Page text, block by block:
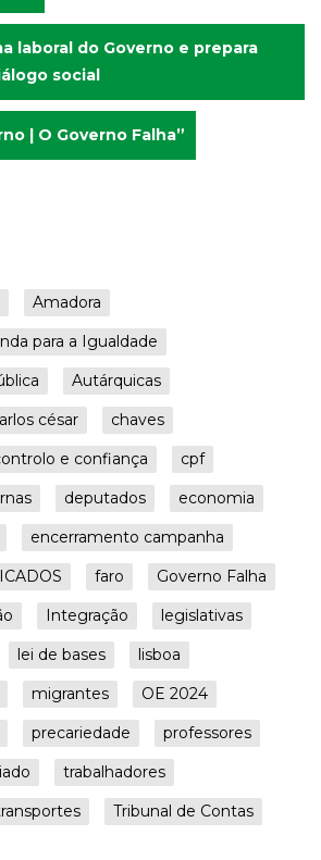
laboral do Governo e prepara
social
| O Governo Falha”
Amadora
para a Igualdade
Autárquicas
césar
chaves
e confiança
cpf
deputados
economia
encerramento campanha
faro
Governo Falha
Integração
legislativas
lei de bases
lisboa
migrantes
OE 2024
precariedade
professores
trabalhadores
Tribunal de Contas